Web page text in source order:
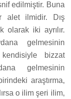
edilmiştir. Buna
alet ilmidir. Dış
iki ayrılır.
gelmesinin
bizzat
gelmesinin
araştırma,
o ilim şeri ilim,